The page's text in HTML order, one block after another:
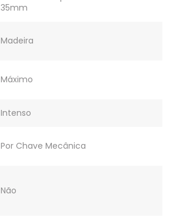
35mm
Madeira
Máximo
Intenso
Por Chave Mecânica
Não